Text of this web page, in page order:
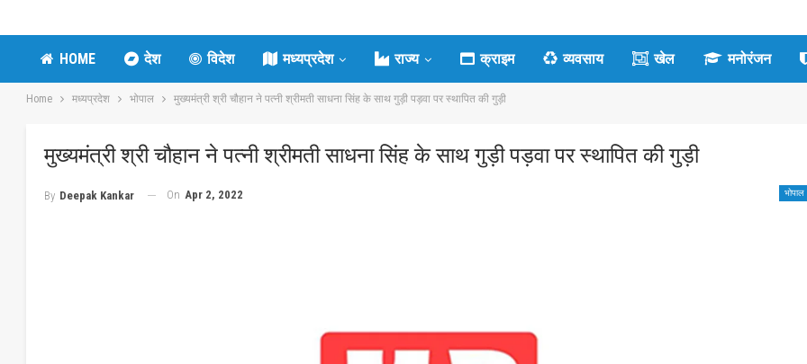
HOME देश विदेश मध्यप्रदेश राज्य क्राइम व्यवसाय खेल मनोरंजन
Home मध्यप्रदेश भोपाल मुख्यमंत्री श्री चौहान ने पत्नी श्रीमती साधना सिंह के साथ गुड़ी पड़वा पर स्थापित की गुड़ी
मुख्यमंत्री श्री चौहान ने पत्नी श्रीमती साधना सिंह के साथ गुड़ी पड़वा पर स्थापित की गुड़ी
भोपाल
By Deepak Kankar On Apr 2, 2022